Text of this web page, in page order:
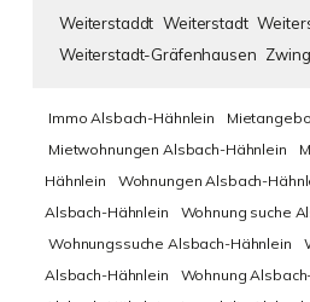
Weiterstaddt Weiterstadt
Weiterstadt-Gräfenhausen
Immo Alsbach-Hähnlein
Mietwohnungen Alsbach-Hähnlein
Hähnlein
Wohnungen Alsbach-
Alsbach-Hähnlein
Wohnung suche
Wohnungssuche Alsbach-Hähnlein
Alsbach-Hähnlein
Wohnung